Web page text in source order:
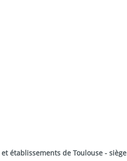
établissements de Toulouse - siège